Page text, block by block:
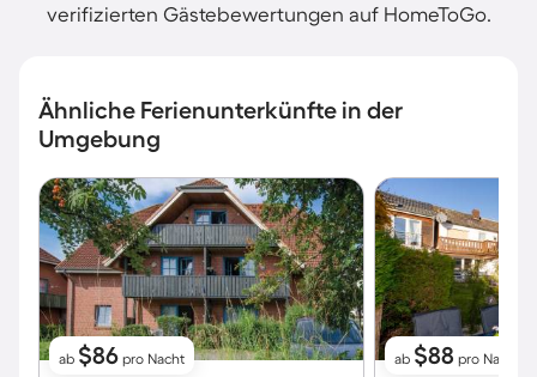
verifizierten Gästebewertungen auf HomeToGo.
Ähnliche Ferienunterkünfte in der
Umgebung
ab $86 pro Nacht
ab $88 pro Nacht